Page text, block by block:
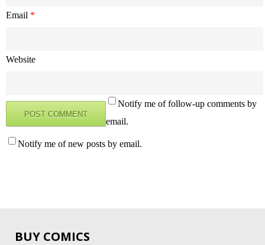
Email *
Website
Notify me of follow-up comments by
email.
Notify me of new posts by email.
BUY COMICS